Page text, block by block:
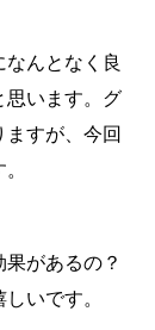
んとなく良
思います。グ
すが、今回
があるの？
いです。